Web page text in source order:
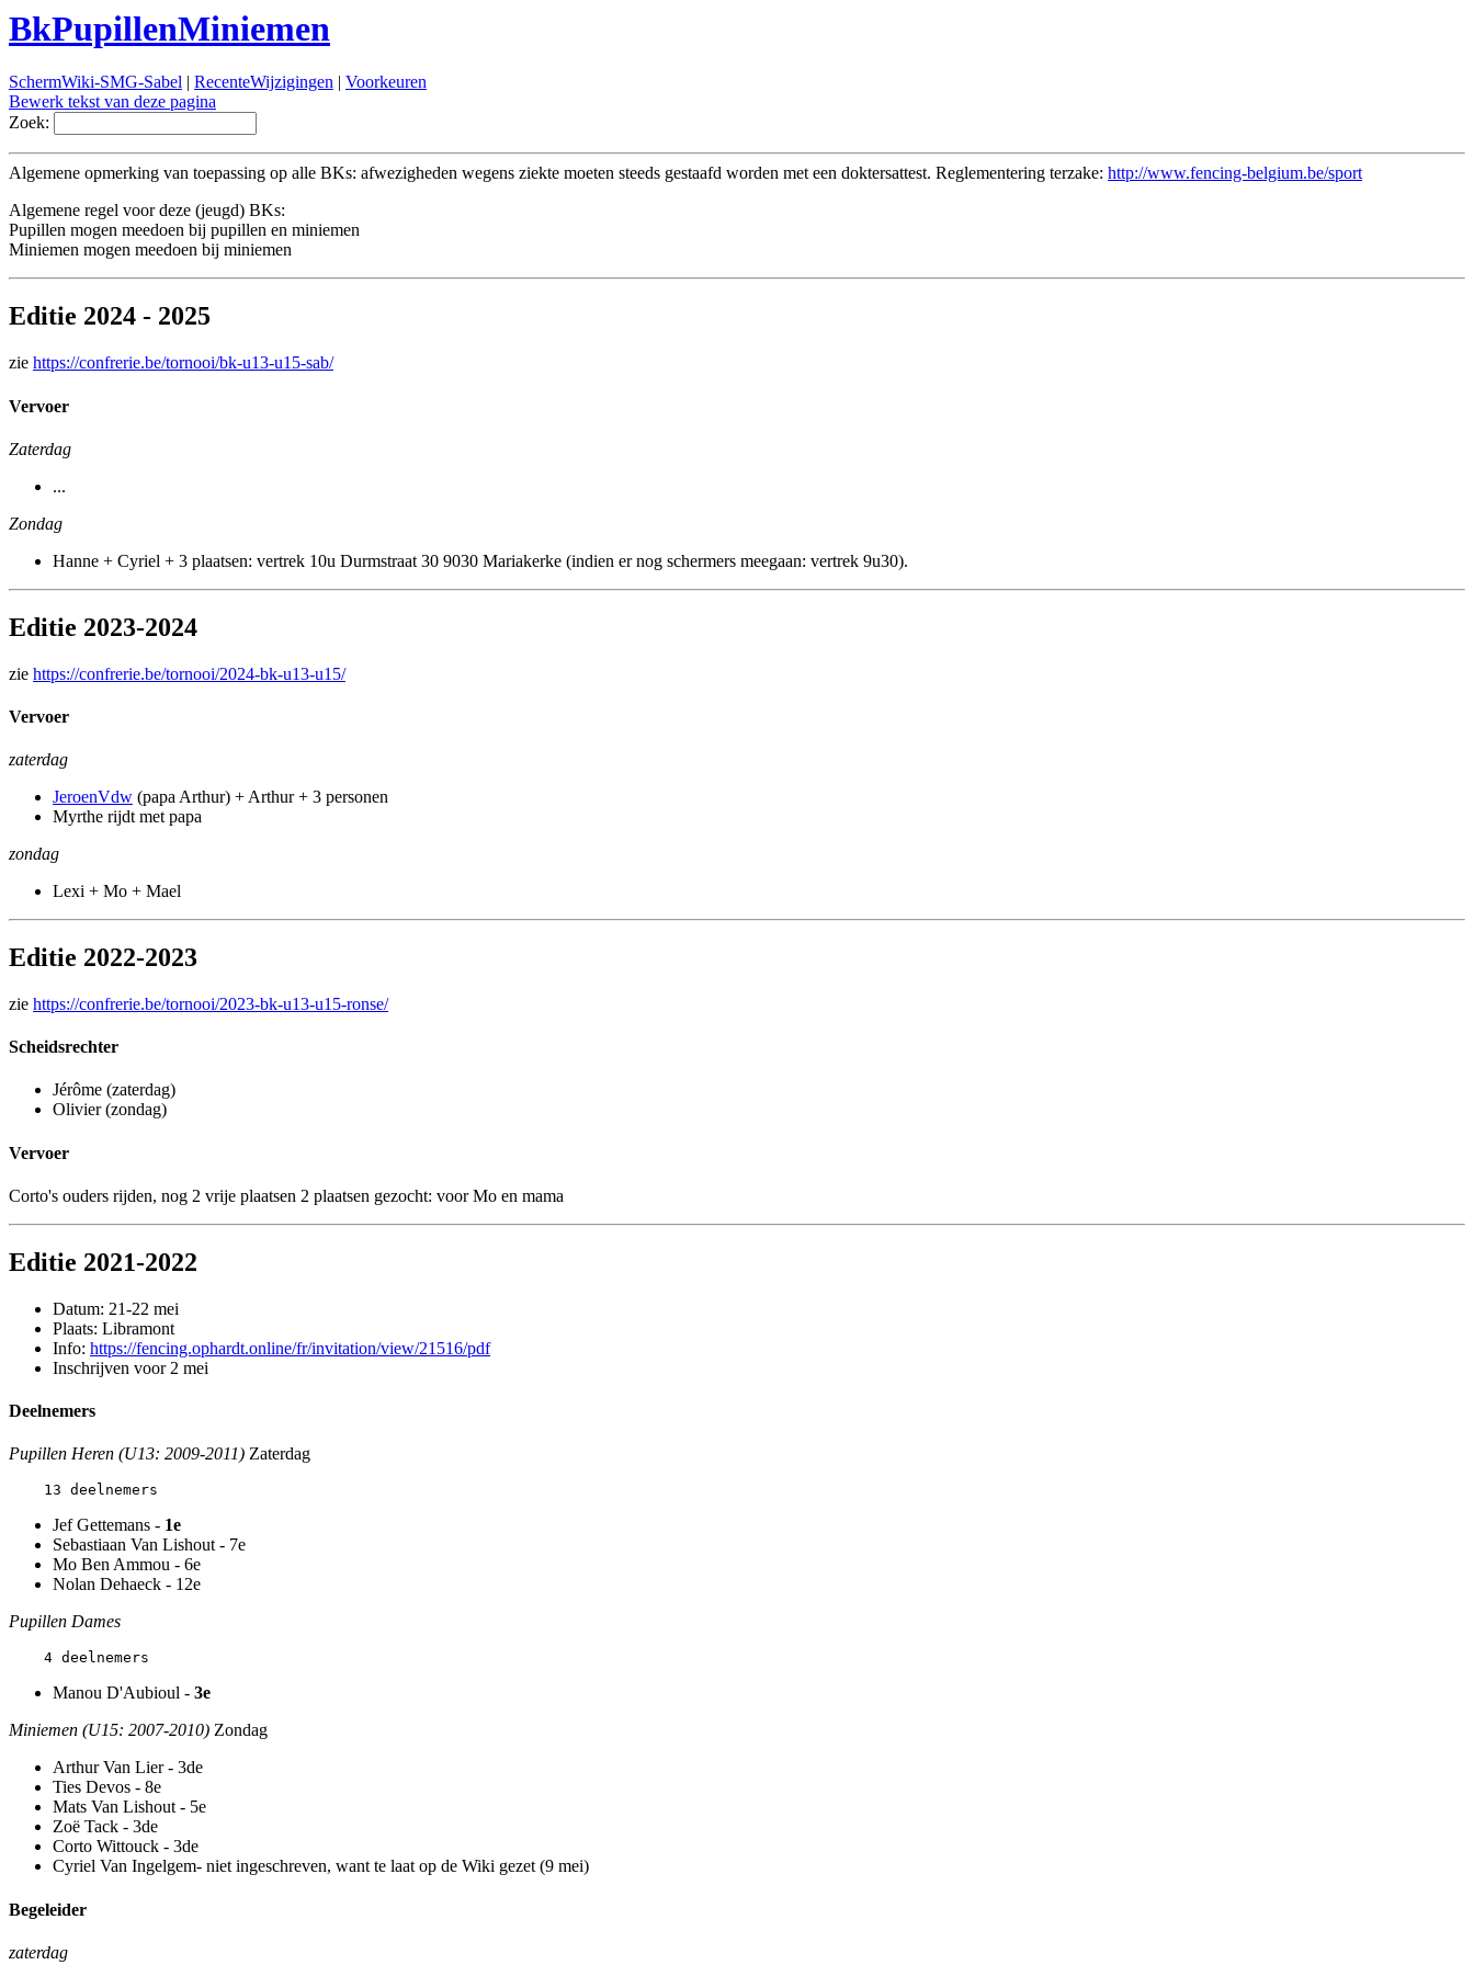
BkPupillenMiniemen
SchermWiki-SMG-Sabel | RecenteWijzigingen | Voorkeuren
Bewerk tekst van deze pagina
Zoek:
Algemene opmerking van toepassing op alle BKs: afwezigheden wegens ziekte moeten steeds gestaafd worden met een doktersattest. Reglementering terzake: http://www.fencing-belgium.be/sport
Algemene regel voor deze (jeugd) BKs:
Pupillen mogen meedoen bij pupillen en miniemen
Miniemen mogen meedoen bij miniemen
Editie 2024 - 2025
zie https://confrerie.be/tornooi/bk-u13-u15-sab/
Vervoer
Zaterdag
...
Zondag
Hanne + Cyriel + 3 plaatsen: vertrek 10u Durmstraat 30 9030 Mariakerke (indien er nog schermers meegaan: vertrek 9u30).
Editie 2023-2024
zie https://confrerie.be/tornooi/2024-bk-u13-u15/
Vervoer
zaterdag
JeroenVdw (papa Arthur) + Arthur + 3 personen
Myrthe rijdt met papa
zondag
Lexi + Mo + Mael
Editie 2022-2023
zie https://confrerie.be/tornooi/2023-bk-u13-u15-ronse/
Scheidsrechter
Jérôme (zaterdag)
Olivier (zondag)
Vervoer
Corto's ouders rijden, nog 2 vrije plaatsen 2 plaatsen gezocht: voor Mo en mama
Editie 2021-2022
Datum: 21-22 mei
Plaats: Libramont
Info: https://fencing.ophardt.online/fr/invitation/view/21516/pdf
Inschrijven voor 2 mei
Deelnemers
Pupillen Heren (U13: 2009-2011) Zaterdag
Jef Gettemans - 1e
Sebastiaan Van Lishout - 7e
Mo Ben Ammou - 6e
Nolan Dehaeck - 12e
Pupillen Dames
Manou D'Aubioul - 3e
Miniemen (U15: 2007-2010) Zondag
Arthur Van Lier - 3de
Ties Devos - 8e
Mats Van Lishout - 5e
Zoë Tack - 3de
Corto Wittouck - 3de
Cyriel Van Ingelgem- niet ingeschreven, want te laat op de Wiki gezet (9 mei)
Begeleider
zaterdag